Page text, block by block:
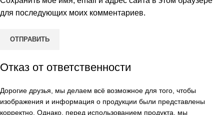
для последующих моих комментариев.
Отказ от ответственности
Дорогие друзья, мы делаем всё возможное для того, чтобы
изображения и информация о продукции были представлены
корректно. Однако, перед использованием продукта, мы